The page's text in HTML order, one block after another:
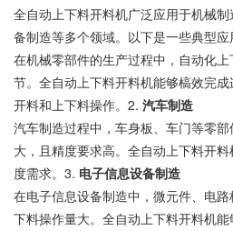
全自动上下料开料机广泛应用于机械
备制造等多个领域。以下是一些典型
在机械零部件的生产过程中，自动化
节。全自动上下料开料机能够槁效完
开料和上下料操作。2. 汽车制造
汽车制造过程中，车身板、车门等零
大，且精度要求高。全自动上下料开
度需求。3. 电子信息设备制造
在电子信息设备制造中，微元件、电
下料操作量大。全自动上下料开料机